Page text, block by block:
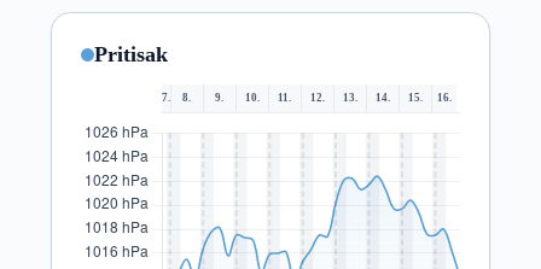
Pritisak
7. 8. 9. 10. 11. 12. 13. 14. 15. 16.